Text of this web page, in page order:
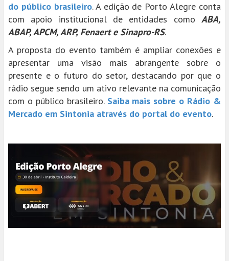
do público brasileiro. A edição de Porto Alegre conta
com apoio institucional de entidades como ABA,
ABAP, APCM, ARP, Fenaert e Sinapro-RS.
A proposta do evento também é ampliar conexões e
apresentar uma visão mais abrangente sobre o
presente e o futuro do setor, destacando por que o
rádio segue sendo um ativo relevante na comunicação
com o público brasileiro. Saiba mais sobre o Rádio &
Mercado em Sintonia através do portal do evento.